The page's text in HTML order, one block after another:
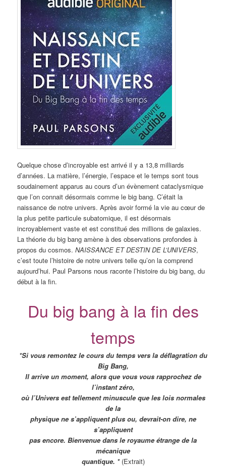
Quelque chose d’incroyable est arrivé il y a 13,8 milliards
d’années. La matière, l’énergie, l’espace et le temps sont tous
soudainement apparus au cours d’un évènement cataclysmique
que l’on connait désormais comme le big bang. C’était la
naissance de notre univers. Après avoir formé la vie au cœur de
la plus petite particule subatomique, il est désormais
incroyablement vaste et est constitué des millions de galaxies.
La théorie du big bang amène à des observations profondes à
propos du cosmos.NAISSANCE ET DESTIN DE L’UNIVERS,
c’est toute l’histoire de notre univers telle qu’on la comprend
aujourd’hui. Paul Parsons nous raconte l’histoire du big bang, du
début à la fin.
Du big bang à la fin des
temps
*Si vous remontez le cours du temps vers la déflagration du
Big Bang,
Il arrive un moment, alors que vous vous rapprochez de
l’instant zéro,
où l’Univers est tellement minuscule que les lois normales
de la
physique ne s’appliquent plus ou, devrait-on dire, ne
s’appliquent
pas encore. Bienvenue dans le royaume étrange de la
mécanique
quantique. * (Extrait)